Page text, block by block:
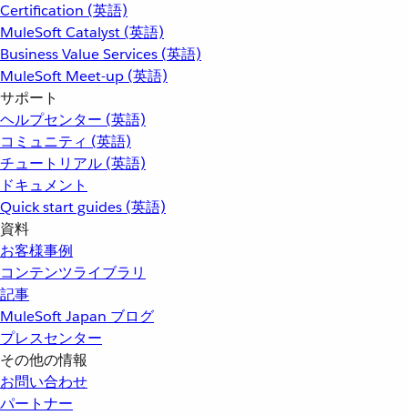
Certification (英語)
MuleSoft Catalyst (英語)
Business Value Services (英語)
MuleSoft Meet-up (英語)
サポート
ヘルプセンター (英語)
コミュニティ (英語)
チュートリアル (英語)
ドキュメント
Quick start guides (英語)
資料
お客様事例
コンテンツライブラリ
記事
MuleSoft Japan ブログ
プレスセンター
その他の情報
お問い合わせ
パートナー